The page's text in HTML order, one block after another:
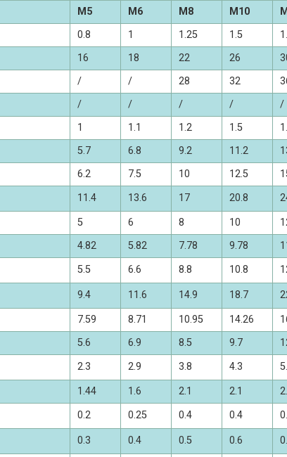
M5 M6 M8 M10
0.8 1 1.25 1.5
16 18 22 26
/ / 28 32
/ / / / /
1 1.1 1.2 1.5
5.7 6.8 9.2 11.2
6.2 7.5 10 12.5
11.4 13.6 17 20.8
5 6 8 10
4.82 5.82 7.78 9.78
5.5 6.6 8.8 10.8
9.4 11.6 14.9 18.7
7.59 8.71 10.95 14.26
5.6 6.9 8.5 9.7
2.3 2.9 3.8 4.3
1.44 1.6 2.1 2.1
0.2 0.25 0.4 0.4
0.3 0.4 0.5 0.6